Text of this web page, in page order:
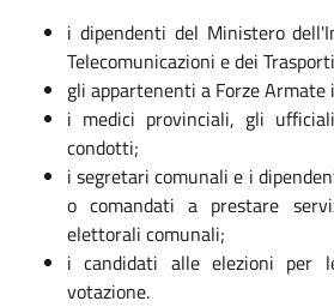
i dipendenti del Ministero
Telecomunicazioni e dei
gli appartenenti a Forze Armate
i medici provinciali, gli
condotti;
i segretari comunali e i
o comandati a prestare
elettorali comunali;
i candidati alle elezioni per
votazione.